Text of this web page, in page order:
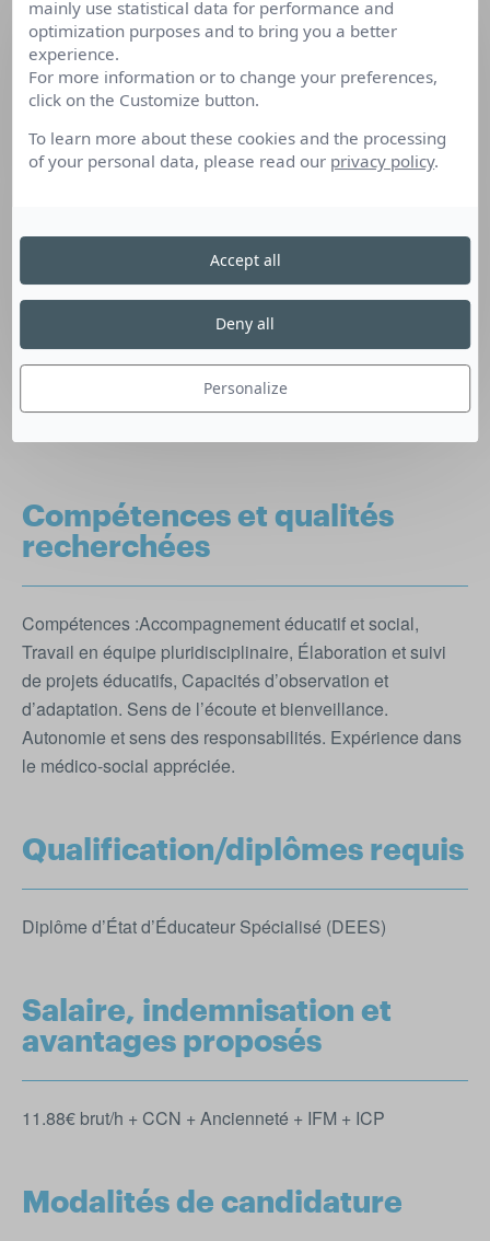
spécialisé dans le médico-social, recrute des Éducateurs
Spécialisés diplômés. Les missions se déroulent à
Clermont-Ferrand et ses alentours.
Vous interviendrez auprès de publics variés : adultes en
également accompagner des personnes avec handicap
physique ou mental. Les interventions ont lieu dans
Votre rôle sera d’accompagner les personnes dans leur
parcours éducatif et social. Vous favoriserez leur
autonomie et participerez à la mise en place de projets
éducatifs. Vous travaillerez en collaboration avec les
équipes pluridisciplinaires. Le Diplôme d’État d’Éducateur
Compétences et qualités
recherchées
Compétences :Accompagnement éducatif et social,
Travail en équipe pluridisciplinaire, Élaboration et suivi
de projets éducatifs, Capacités d’observation et
d’adaptation. Sens de l’écoute et bienveillance.
Autonomie et sens des responsabilités. Expérience dans
le médico-social appréciée.
Qualification/diplômes requis
Diplôme d’État d’Éducateur Spécialisé (DEES)
Salaire, indemnisation et
avantages proposés
11.88€ brut/h + CCN + Ancienneté + IFM + ICP
Modalités de candidature
mainly use statistical data for performance and
optimization purposes and to bring you a better
experience.
For more information or to change your preferences,
click on the Customize button.
To learn more about these cookies and the processing
of your personal data, please read our privacy policy.
Personalize
Deny all
Accept all